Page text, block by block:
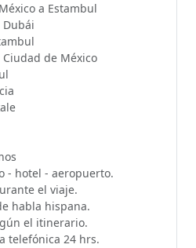
a Estambul
Dubái
de México
- hotel - aeropuerto.
el viaje.
habla hispana.
el itinerario.
telefónica 24 hrs.